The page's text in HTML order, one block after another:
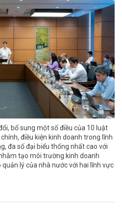
bổ sung một số điều của 10 luật
điều kiện kinh doanh trong lĩnh
đa số đại biểu thống nhất cao với
tạo môi trường kinh doanh
lý của nhà nước với hai lĩnh vực